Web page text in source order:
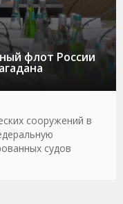
флот России
сооружений в
судов